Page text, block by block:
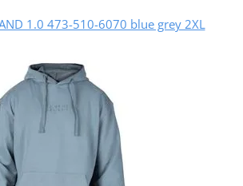
1.0 473-510-6070 blue grey 2XL